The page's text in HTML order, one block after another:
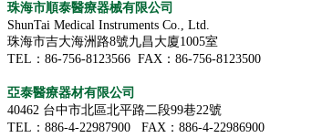
B、中文版規格表
C、中文版系統圖
D、AirSep各機型原廠規格書
珠海市順泰醫療器械有限公司
ShunTai Medical Instruments Co., Ltd.
珠海市吉大海洲路8號九昌大廈1005室
TEL：86-756-8123566 FAX：86-756-8123500
亞泰醫療器材有限公司
40462 台中市北區北平路二段99巷22號
TEL：886-4-22987900 FAX：886-4-22986900